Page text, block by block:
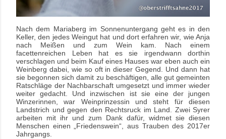
Nach dem Mariaberg im Sonnenuntergang geht es in den
Keller, den jedes Weingut hat und dort erfahren wir, wie Anja
nach Meißen und zum Wein kam. Nach einem
facettenreichen Leben hat es sie irgendwann dorthin
verschlagen und beim Kauf eines Hauses war eben auch ein
Weinberg dabei, wie so oft in dieser Gegend. Und dann hat
sie begonnen sich damit zu beschäftigen, alle gut gemeinten
Ratschläge der Nachbarschaft umgesetzt und immer wieder
weiter gedacht. Und inzwischen ist sie eine der jungen
Winzerinnen, war Weinprinzessin und steht für diesen
Landstrich und gegen den Rechtsruck im Land. Zwei Syrer
arbeiten mit ihr und zum Dank dafür, widmet sie diesen
Menschen einen „Friedenswein“, aus Trauben des 2017er
Jahrgangs.